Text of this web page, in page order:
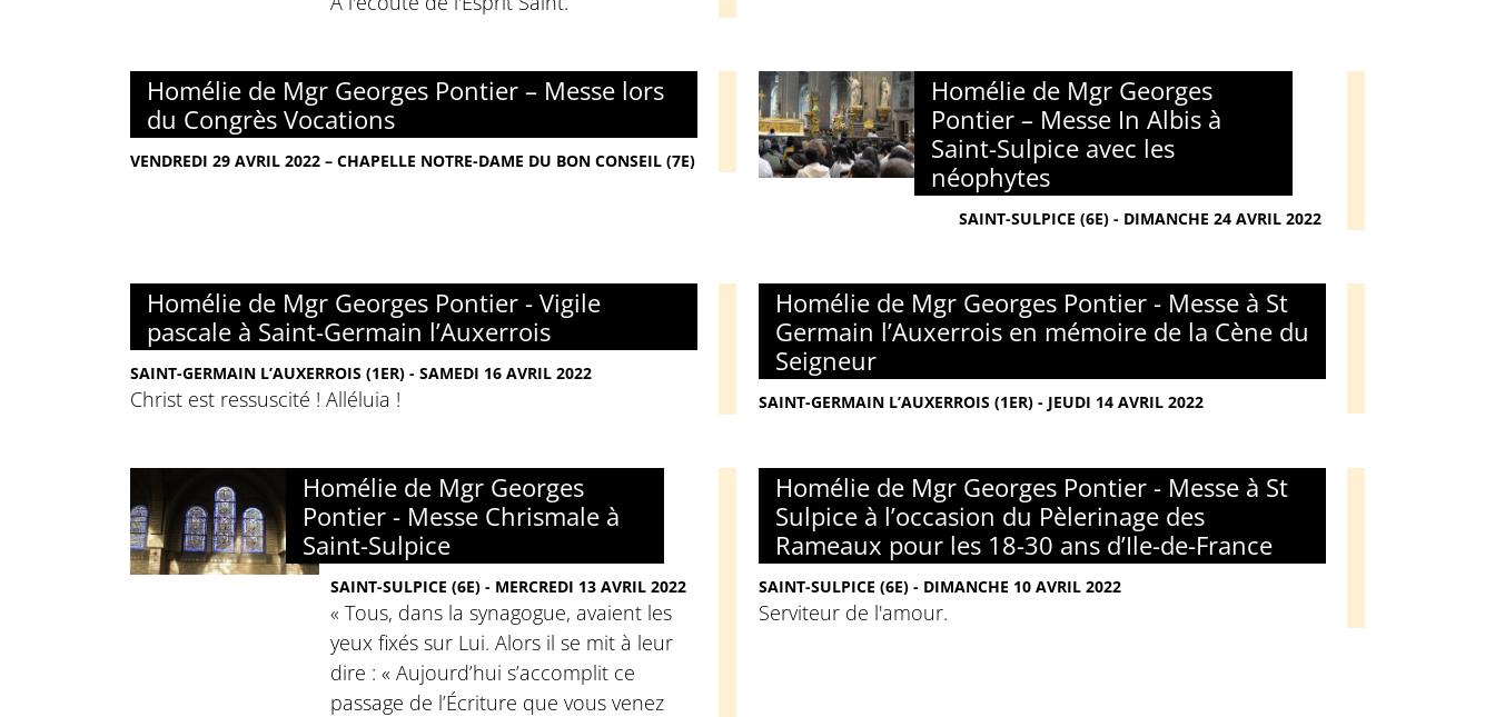
Homélie de Mgr Georges Pontier – Messe lors
du Congrès Vocations
VENDREDI 29 AVRIL 2022 – CHAPELLE NOTRE-DAME DU BON CONSEIL (7E)
Homélie de Mgr Georges
Pontier – Messe In Albis à
Saint-Sulpice avec les
néophytes
SAINT-SULPICE (6E) - DIMANCHE 24 AVRIL 2022
Homélie de Mgr Georges Pontier - Vigile
pascale à Saint-Germain l’Auxerrois
SAINT-GERMAIN L’AUXERROIS (1ER) - SAMEDI 16 AVRIL 2022
Christ est ressuscité ! Alléluia !
Homélie de Mgr Georges Pontier - Messe à St
Germain l’Auxerrois en mémoire de la Cène du
Seigneur
SAINT-GERMAIN L’AUXERROIS (1ER) - JEUDI 14 AVRIL 2022
Homélie de Mgr Georges
Pontier - Messe Chrismale à
Saint-Sulpice
SAINT-SULPICE (6E) - MERCREDI 13 AVRIL 2022
« Tous, dans la synagogue, avaient les
yeux fixés sur Lui. Alors il se mit à leur
dire : « Aujourd’hui s’accomplit ce
passage de l’Écriture que vous venez
Homélie de Mgr Georges Pontier - Messe à St
Sulpice à l’occasion du Pèlerinage des
Rameaux pour les 18-30 ans d’Ile-de-France
SAINT-SULPICE (6E) - DIMANCHE 10 AVRIL 2022
Serviteur de l'amour.